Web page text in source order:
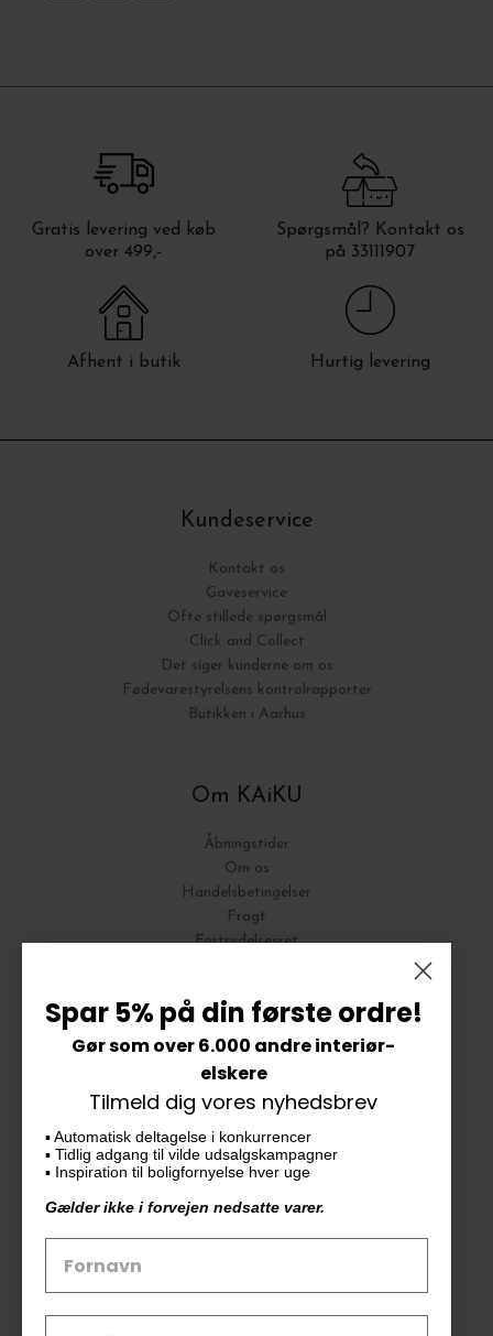
Gratis levering ved køb
over 499,-
Spørgsmål? Kontakt os
på 33111907
Afhent i butik Hurtig levering
Kundeservice
Kontakt os
Gaveservice
Ofte stillede spørgsmål
Click and Collect
Det siger kunderne om os
Fødevarestyrelsens kontrolrapporter
Butikken i Aarhus
Om KAiKU
Åbningstider
Om os
Handelsbetingelser
Fragt
Fortrydelsesret
Vores butik
KAiKU ApS
Langdalsvej 46, bygning 7
8220 Brabrand
Tlf. 33 11 19 07
CVR-nr. 30715349
Spar 5% på din første ordre!
Gør som over 6.000 andre interiør-
elskere
Tilmeld dig vores nyhedsbrev
▪️ Automatisk deltagelse i konkurrencer
▪️ Tidlig adgang til vilde udsalgskampagner
▪️ Inspiration til boligfornyelse hver uge
Gælder ikke i forvejen nedsatte varer.